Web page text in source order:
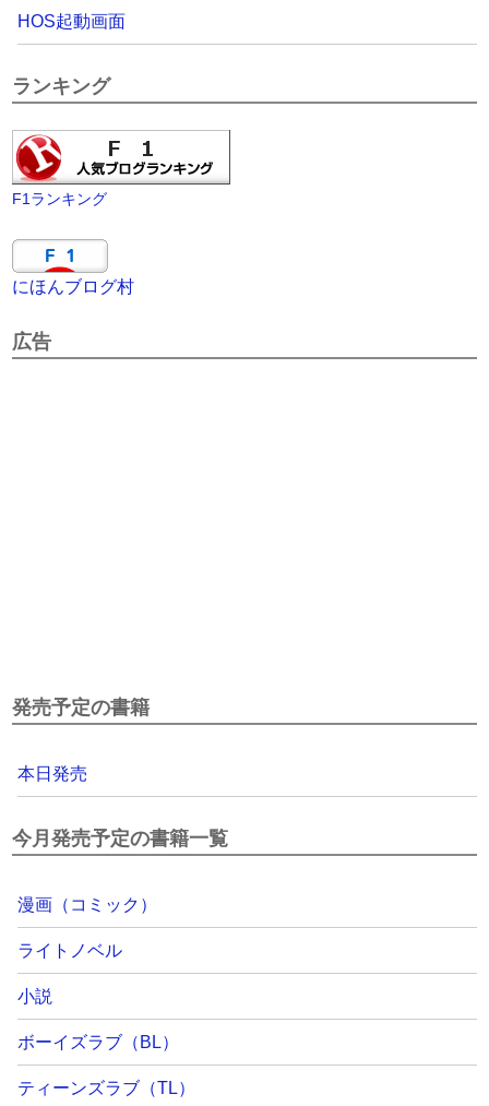
HOS起動画面
ランキング
F1ランキング
にほんブログ村
広告
発売予定の書籍
本日発売
今月発売予定の書籍一覧
漫画（コミック）
ライトノベル
小説
ボーイズラブ（BL）
ティーンズラブ（TL）